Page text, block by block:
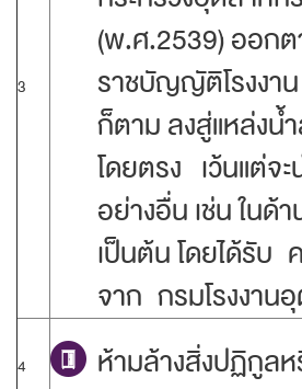
3
(พ.ศ.2539) ออกต
ราชบัญญัติโรงงา
ก็ตาม ลงสู่แหล่งน้
โดยตรง เว้นแต่จะ
อย่างอื่น เช่น ในด้
เป็นต้น โดยได้รับ
จาก กรมโรงงาน
4
ห้ามล้างสิ่งปฏิกูลห